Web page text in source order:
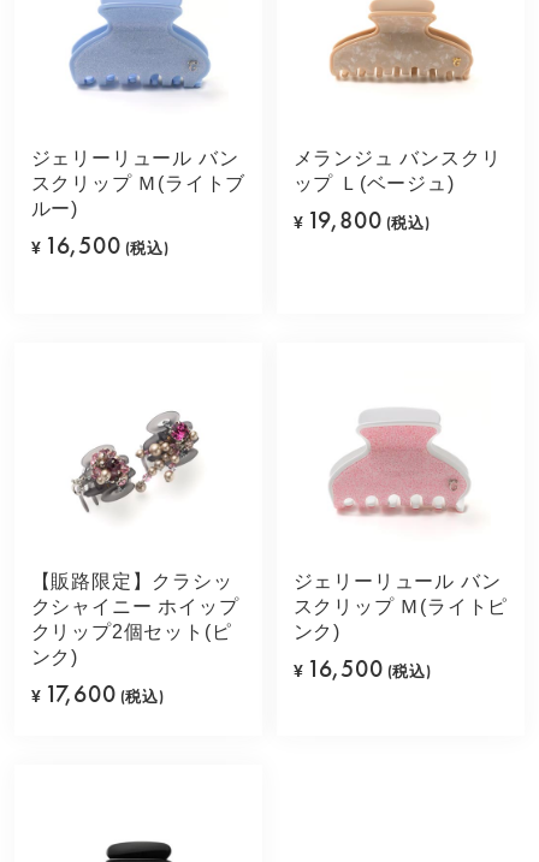
ジェリーリュール バン
スクリップ Ｍ(ライトブ
ルー)
¥ 16,500 (税込)
メランジュ バンスクリ
ップ Ｌ(ベージュ)
¥ 19,800 (税込)
【販路限定】クラシッ
クシャイニー ホイップ
クリップ2個セット(ピ
ンク)
¥ 17,600 (税込)
ジェリーリュール バン
スクリップ Ｍ(ライトピ
ンク)
¥ 16,500 (税込)